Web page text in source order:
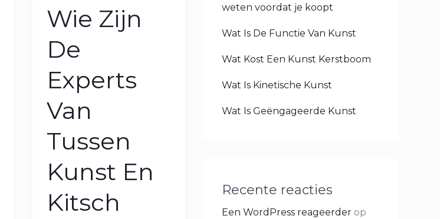
Wie Zijn
De
Experts
Van
Tussen
Kunst En
Kitsch
weten voordat je koopt
Wat Is De Functie Van Kunst
Wat Kost Een Kunst Kerstboom
Wat Is Kinetische Kunst
Wat Is Geëngageerde Kunst
Recente reacties
Een WordPress reageerder op